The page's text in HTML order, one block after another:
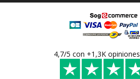
4,7/5 con +1,3K opiniones